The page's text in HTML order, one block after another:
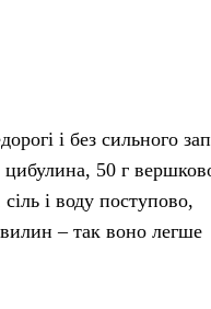
і без сильного
50 г
і воду поступово,
– так воно легше